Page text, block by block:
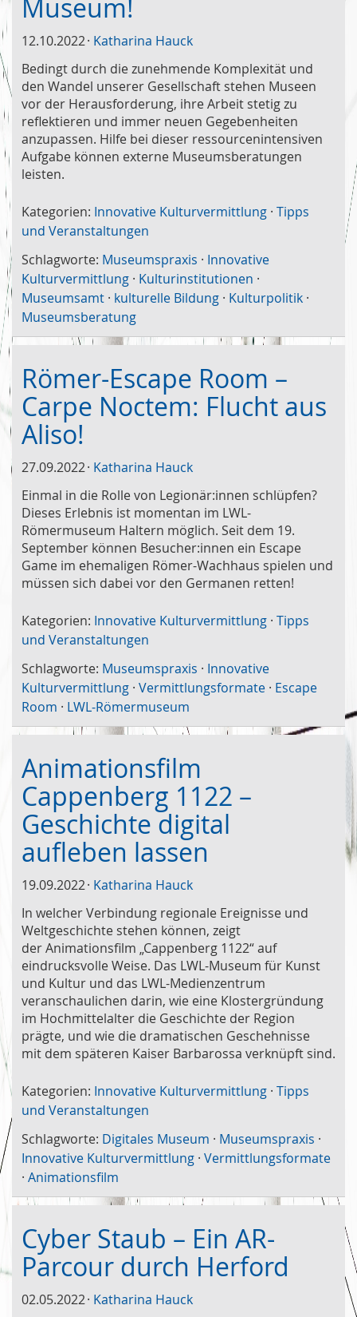
Museum!
12.10.2022 Katharina Hauck
Bedingt durch die zunehmende Komplexität und
den Wandel unserer Gesellschaft stehen Museen
vor der Herausforderung, ihre Arbeit stetig zu
reflektieren und immer neuen Gegebenheiten
anzupassen. Hilfe bei dieser ressourcenintensiven
Aufgabe können externe Museumsberatungen
leisten.
Kategorien: Innovative Kulturvermittlung · Tipps
und Veranstaltungen
Schlagworte: Museumspraxis · Innovative
Kulturvermittlung · Kulturinstitutionen ·
Museumsamt · kulturelle Bildung · Kulturpolitik ·
Museumsberatung
Römer-Escape Room –
Carpe Noctem: Flucht aus
Aliso!
27.09.2022 Katharina Hauck
Einmal in die Rolle von Legionär:innen schlüpfen?
Dieses Erlebnis ist momentan im LWL-
Römermuseum Haltern möglich. Seit dem 19.
September können Besucher:innen ein Escape
Game im ehemaligen Römer-Wachhaus spielen und
müssen sich dabei vor den Germanen retten!
Kategorien: Innovative Kulturvermittlung · Tipps
und Veranstaltungen
Schlagworte: Museumspraxis · Innovative
Kulturvermittlung · Vermittlungsformate · Escape
Room · LWL-Römermuseum
Animationsfilm
Cappenberg 1122 –
Geschichte digital
aufleben lassen
19.09.2022 Katharina Hauck
In welcher Verbindung regionale Ereignisse und
Weltgeschichte stehen können, zeigt
der Animationsfilm „Cappenberg 1122“ auf
eindrucksvolle Weise. Das LWL-Museum für Kunst
und Kultur und das LWL-Medienzentrum
veranschaulichen darin, wie eine Klostergründung
im Hochmittelalter die Geschichte der Region
prägte, und wie die dramatischen Geschehnisse
mit dem späteren Kaiser Barbarossa verknüpft sind.
Kategorien: Innovative Kulturvermittlung · Tipps
und Veranstaltungen
Schlagworte: Digitales Museum · Museumspraxis ·
Innovative Kulturvermittlung · Vermittlungsformate
· Animationsfilm
Cyber Staub – Ein AR-
Parcour durch Herford
02.05.2022 Katharina Hauck